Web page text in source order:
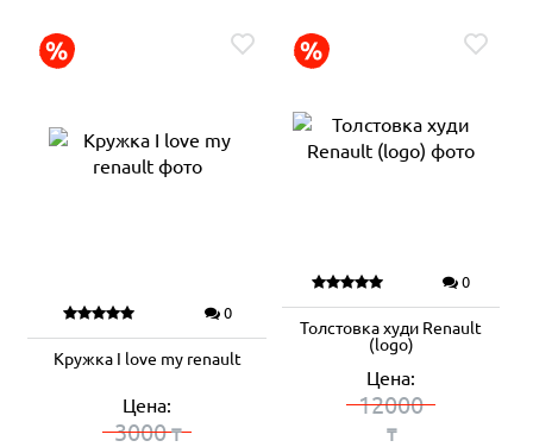
0
Кружка I love my renault
Цена:
3000₸
0
Толстовка худи Renault
(logo)
Цена:
12000
₸